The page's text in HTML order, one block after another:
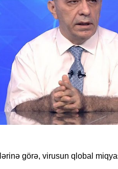
görə, virusun qlobal